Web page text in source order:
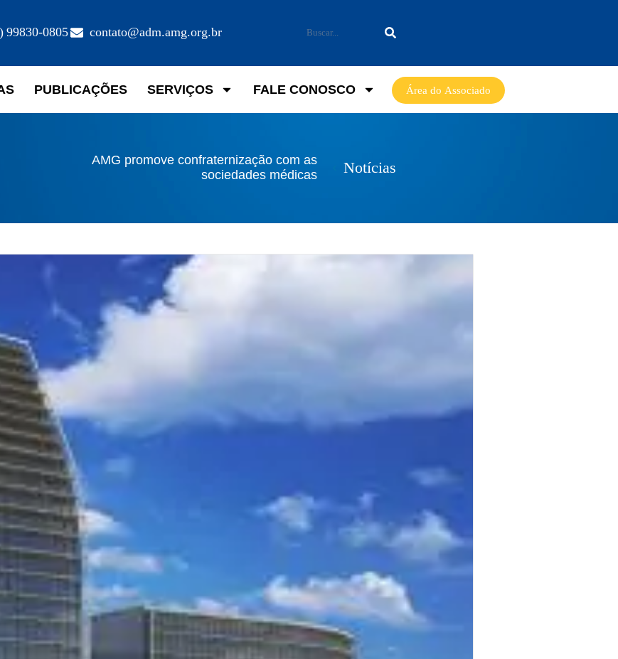
99830-0805 contato@adm.amg.org.br
PUBLICAÇÕES SERVIÇOS FALE CONOSCO Área do Associado
AMG promove confraternização com as
sociedades médicas
Notícias